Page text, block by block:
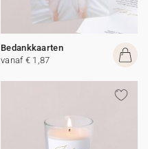
Bedankkaarten
vanaf € 1,87